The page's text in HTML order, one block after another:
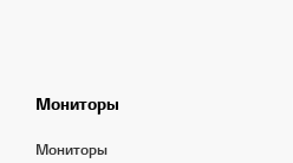
Мониторы
Мониторы